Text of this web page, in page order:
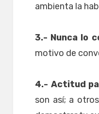
ambienta la
3.- Nunca lo
motivo de
4.- Actitud
son así; a